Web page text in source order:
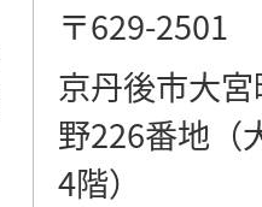
〒629-2501
京丹後市大
野226番地（
4階）